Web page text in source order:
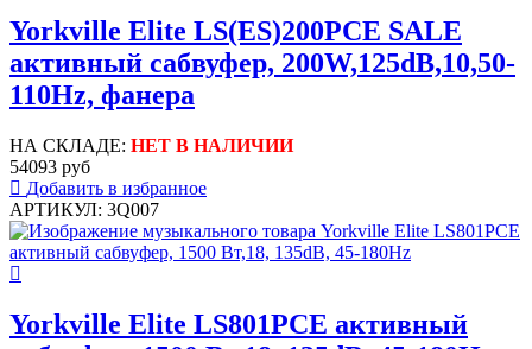
Yorkville Elite LS(ES)200PCE SALE
активный сабвуфер, 200W,125dB,10,50-
110Hz, фанера
НА СКЛАДЕ: НЕТ В НАЛИЧИИ
54093 руб
Добавить в избранное
АРТИКУЛ: 3Q007
Yorkville Elite LS801PCE активный